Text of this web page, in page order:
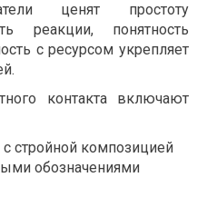
ценят простоту
реакции, понятность
с ресурсом укрепляет
контакта включают
с стройной композицией
обозначениями